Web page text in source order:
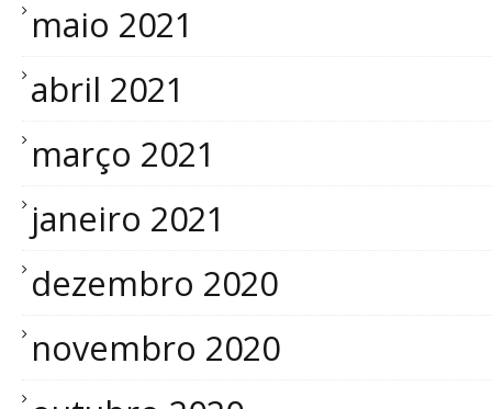
maio 2021
abril 2021
março 2021
janeiro 2021
dezembro 2020
novembro 2020